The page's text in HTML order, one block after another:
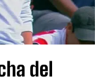
del